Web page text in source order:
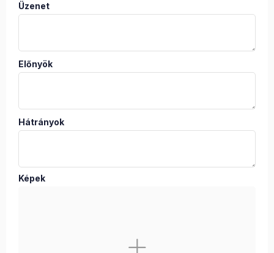
Üzenet
Előnyök
Hátrányok
Képek